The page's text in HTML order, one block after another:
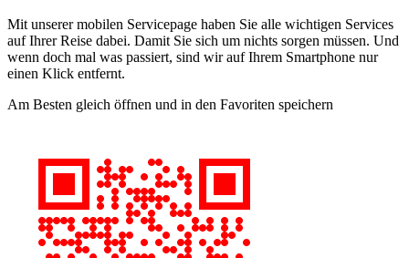
Mit unserer mobilen Servicepage haben Sie alle wichtigen Services
auf Ihrer Reise dabei. Damit Sie sich um nichts sorgen müssen. Und
wenn doch mal was passiert, sind wir auf Ihrem Smartphone nur
einen Klick entfernt.
Am Besten gleich öffnen und in den Favoriten speichern